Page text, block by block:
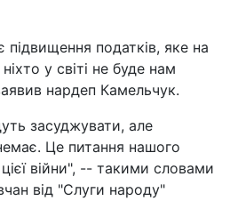
підвищення податків, яке на
у світі не буде нам
нардеп Камельчук.
засуджувати, але
Це питання нашого
війни", -- такими словами
від "Слуги народу"